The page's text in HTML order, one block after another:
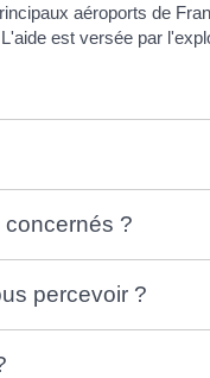
aéroports de
est versée par
?
percevoir ?